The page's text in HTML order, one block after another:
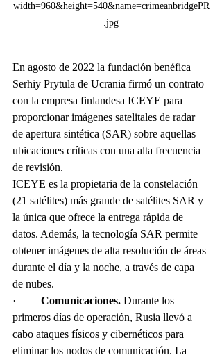
width=960&height=540&name=crimeanbridgePR
.jpg
En agosto de 2022 la fundación benéfica
Serhiy Prytula de Ucrania firmó un contrato
con la empresa finlandesa ICEYE para
proporcionar imágenes satelitales de radar
de apertura sintética (SAR) sobre aquellas
ubicaciones críticas con una alta frecuencia
de revisión.
ICEYE es la propietaria de la constelación
(21 satélites) más grande de satélites SAR y
la única que ofrece la entrega rápida de
datos. Además, la tecnología SAR permite
obtener imágenes de alta resolución de áreas
durante el día y la noche, a través de capa
de nubes.
· Comunicaciones. Durante los
primeros días de operación, Rusia llevó a
cabo ataques físicos y cibernéticos para
eliminar los nodos de comunicación. La